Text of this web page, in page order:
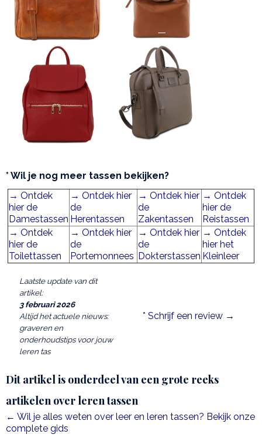
* Wil je nog meer tassen bekijken?
→ Ontdek
hier de
Damestassen
→ Ontdek hier
de
Herentassen
→ Ontdek hier
de
Zakentassen
→ Ontdek
hier de
Reistassen
→ Ontdek
hier de
Toilettassen
→ Ontdek hier
de
Portemonnees
→ Ontdek hier
de
Dokterstassen
→ Ontdek
hier het
Kleinleer
Laatste update van dit
artikel:
3 februari 2026
Altijd het actuele nieuws:
graveren en
onderhoudstips voor jouw
leren tas
* Schrijf een review →
Dit artikel is onderdeel van een grote reeks
artikelen over leren tassen
← Wil je alles weten over leer en leren tassen? Bekijk onze
complete gids